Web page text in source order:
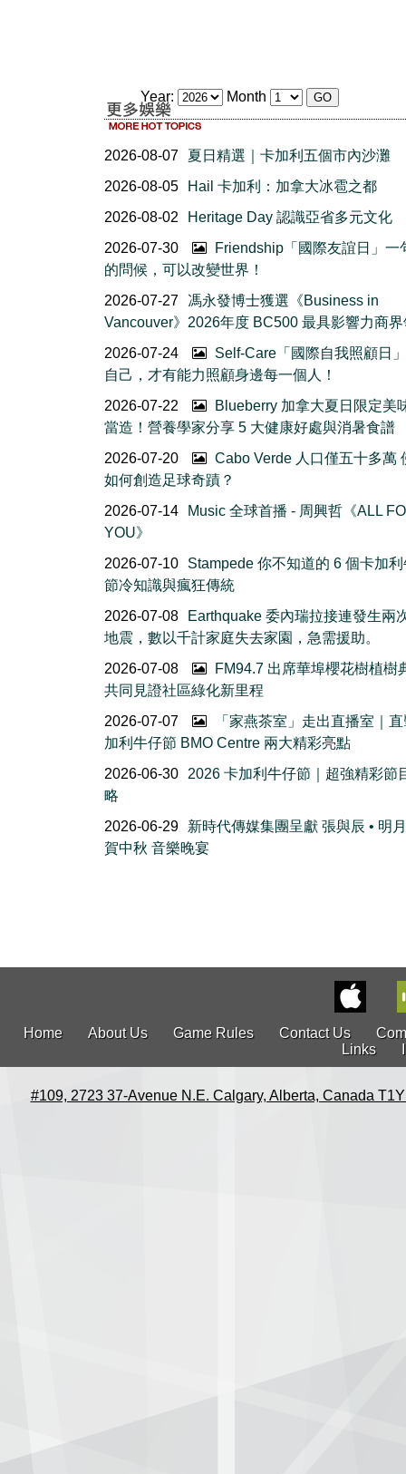
Year: Month
2026-08-07
夏日精選｜卡加利五個市內沙灘
2026-08-05
Hail 卡加利：加拿大冰雹之都
2026-08-02
Heritage Day 認識亞省多元文化
2026-07-30
Friendship「國際友誼日」一
的問候，可以改變世界！
2026-07-27
馮永發博士獲選《Business in
Vancouver》2026年度 BC500 最具影響力商
2026-07-24
Self-Care「國際自我照顧日
自己，才有能力照顧身邊每一個人！
2026-07-22
Blueberry 加拿大夏日限定美
當造！營養學家分享 5 大健康好處與消暑食譜
2026-07-20
Cabo Verde 人口僅五十多萬
如何創造足球奇蹟？
2026-07-14
Music 全球首播 - 周興哲《ALL
YOU》
2026-07-10
Stampede 你不知道的 6 個卡加
節冷知識與瘋狂傳統
2026-07-08
Earthquake 委內瑞拉接連發生兩
地震，數以千計家庭失去家園，急需援助。
2026-07-08
FM94.7 出席華埠櫻花樹植
共同見證社區綠化新里程
2026-07-07
「家燕茶室」走出直播室｜
加利牛仔節 BMO Centre 兩大精彩亮點
2026-06-30
2026 卡加利牛仔節｜超強精彩節
略
2026-06-29
新時代傳媒集團呈獻 張與辰 • 明
賀中秋 音樂晚宴
Home About Us Game Rules Contact Us
Links
#109, 2723 37-Avenue N.E. Calgary, Alberta, Canada